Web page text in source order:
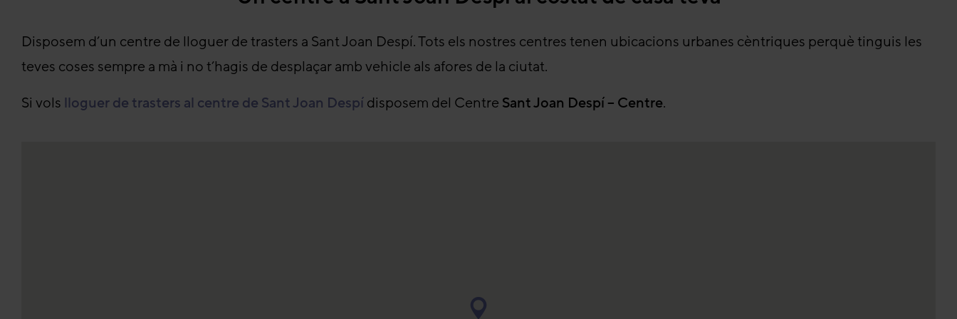
Disposem d’un centre de lloguer de trasters a Sant Joan Despí. Tots els nostres centres tenen ubicacions urbanes cèntriques perquè tinguis les
teves coses sempre a mà i no t’hagis de desplaçar amb vehicle als afores de la ciutat.
Si vols lloguer de trasters al centre de Sant Joan Despí disposem del Centre Sant Joan Despí – Centre.